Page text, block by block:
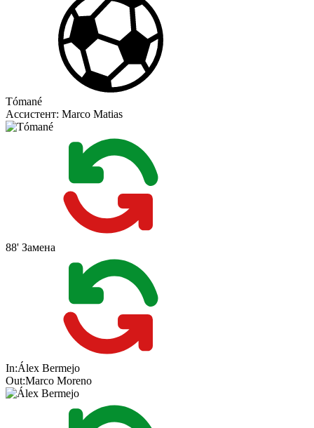
Tómané
Ассистент: Marco Matias
88' Замена
In:Álex Bermejo
Out:Marco Moreno